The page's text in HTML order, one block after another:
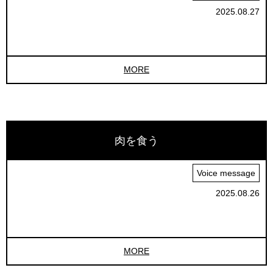
2025.08.27
MORE
肉を食う
Voice message
2025.08.26
MORE